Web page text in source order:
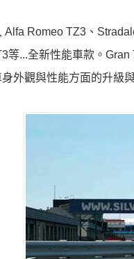
Alfa Romeo TZ3、
等...全新性能車款。
外觀與性能方面的升級